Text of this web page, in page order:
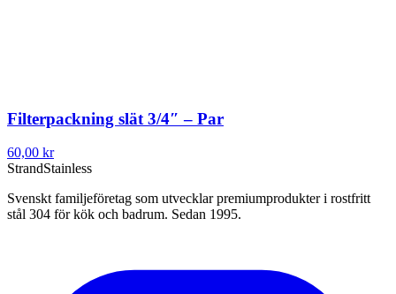
Filterpackning slät 3/4″ – Par
60,00 kr
StrandStainless
Svenskt familjeföretag som utvecklar premiumprodukter i rostfritt
stål 304 för kök och badrum. Sedan 1995.